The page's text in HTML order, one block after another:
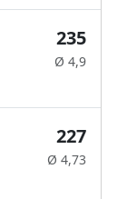
235
Ø 4,9
227
Ø 4,73